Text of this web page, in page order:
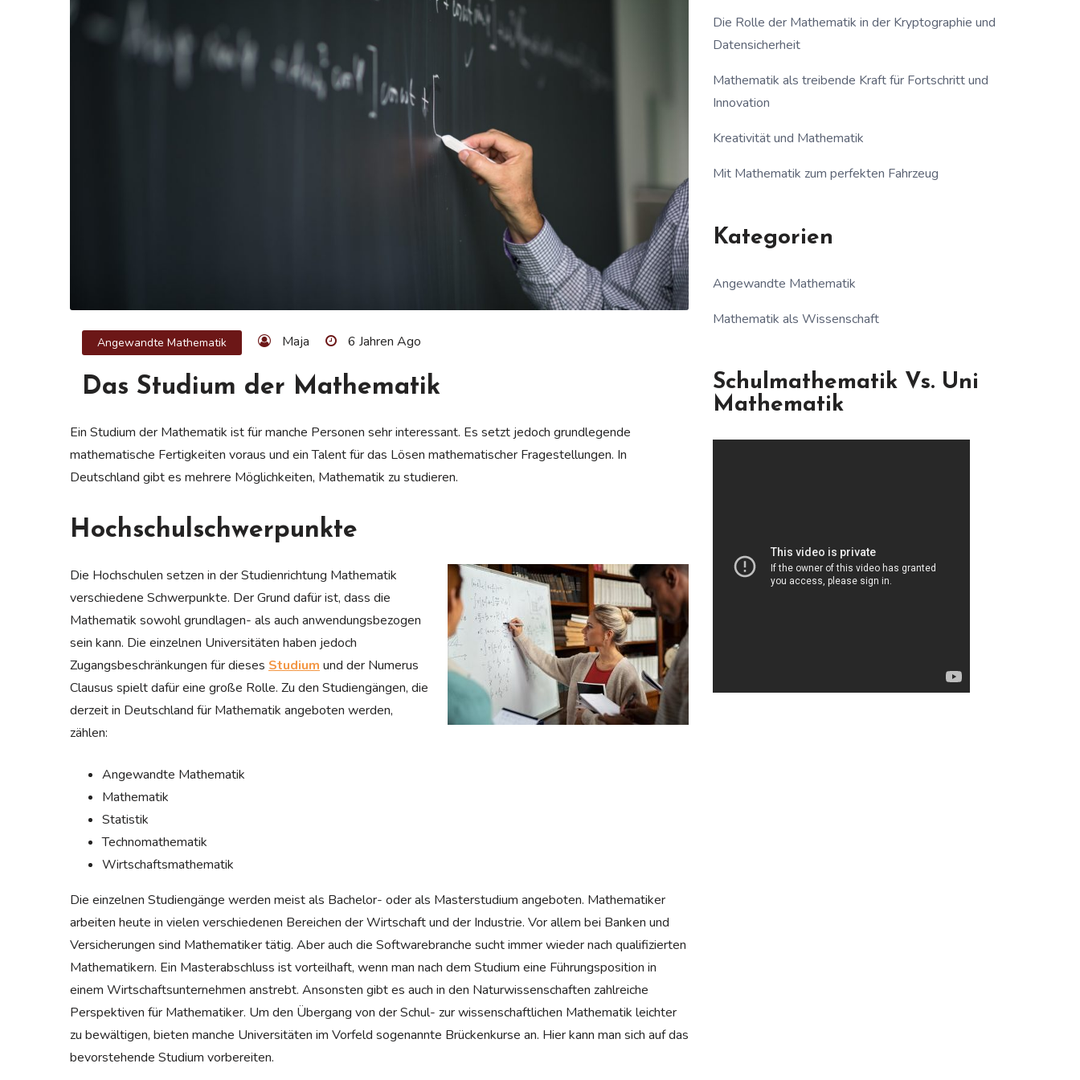
Angewandte Mathematik Maja 6 Jahren Ago
Das Studium der Mathematik
Ein Studium der Mathematik ist für manche Personen sehr interessant. Es setzt jedoch grundlegende
mathematische Fertigkeiten voraus und ein Talent für das Lösen mathematischer Fragestellungen. In
Deutschland gibt es mehrere Möglichkeiten, Mathematik zu studieren.
Hochschulschwerpunkte
Die Hochschulen setzen in der Studienrichtung Mathematik
verschiedene Schwerpunkte. Der Grund dafür ist, dass die
Mathematik sowohl grundlagen- als auch anwendungsbezogen
sein kann. Die einzelnen Universitäten haben jedoch
Zugangsbeschränkungen für dieses Studium und der Numerus
Clausus spielt dafür eine große Rolle. Zu den Studiengängen, die
derzeit in Deutschland für Mathematik angeboten werden,
zählen:
Angewandte Mathematik
Mathematik
Statistik
Technomathematik
Wirtschaftsmathematik
Die einzelnen Studiengänge werden meist als Bachelor- oder als Masterstudium angeboten. Mathematiker
arbeiten heute in vielen verschiedenen Bereichen der Wirtschaft und der Industrie. Vor allem bei Banken und
Versicherungen sind Mathematiker tätig. Aber auch die Softwarebranche sucht immer wieder nach qualifizierten
Mathematikern. Ein Masterabschluss ist vorteilhaft, wenn man nach dem Studium eine Führungsposition in
einem Wirtschaftsunternehmen anstrebt. Ansonsten gibt es auch in den Naturwissenschaften zahlreiche
Perspektiven für Mathematiker. Um den Übergang von der Schul- zur wissenschaftlichen Mathematik leichter
zu bewältigen, bieten manche Universitäten im Vorfeld sogenannte Brückenkurse an. Hier kann man sich auf das
bevorstehende Studium vorbereiten.
Die Rolle der Mathematik in der Kryptographie und
Datensicherheit
Mathematik als treibende Kraft für Fortschritt und
Innovation
Kreativität und Mathematik
Mit Mathematik zum perfekten Fahrzeug
Kategorien
Angewandte Mathematik
Mathematik als Wissenschaft
Schulmathematik Vs. Uni
Mathematik